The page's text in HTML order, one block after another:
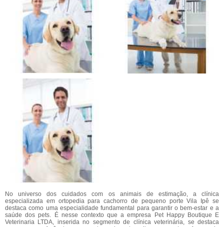
No universo dos cuidados com os animais de estimação, a clínica
especializada em ortopedia para cachorro de pequeno porte Vila Ipê se
destaca como uma especialidade fundamental para garantir o bem-estar e a
saúde dos pets. É nesse contexto que a empresa Pet Happy Boutique E
Veterinaria LTDA, inserida no segmento de clínica veterinária, se destaca